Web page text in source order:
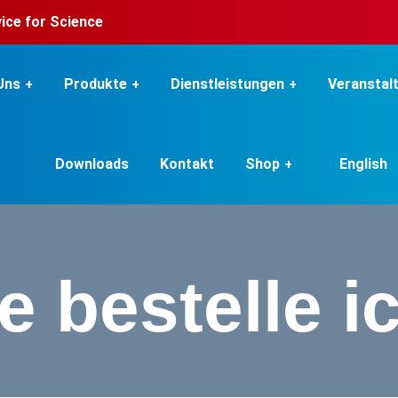
for Science
Produkte Dienstleistungen
Downloads Kontakt Shop English
bestelle